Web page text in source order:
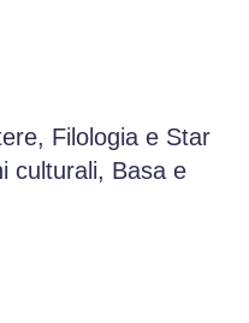
Filologia e Star
culturali, Basa e